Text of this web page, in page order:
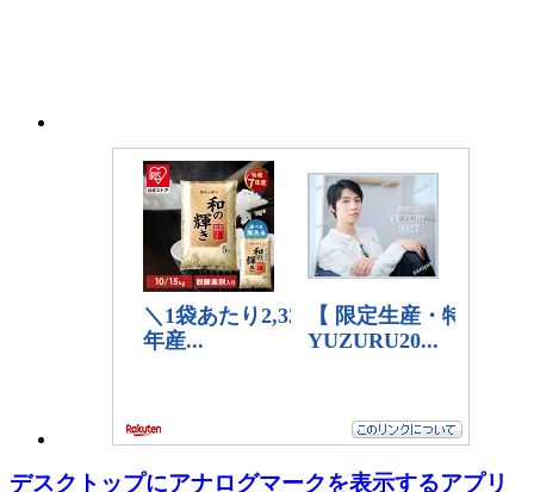
デスクトップにアナログマークを表示するアプリ